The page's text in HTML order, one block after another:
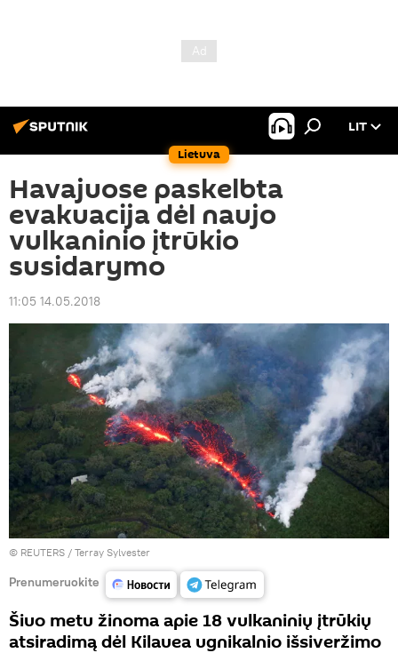
Lietuva
LIT
Havajuose paskelbta
evakuacija dėl naujo
vulkaninio įtrūkio
susidarymo
11:05 14.05.2018
© REUTERS / Terray Sylvester
Prenumeruokite
Šiuo metu žinoma apie 18 vulkaninių įtrūkių
atsiradimą dėl Kilauea ugnikalnio išsiveržimo